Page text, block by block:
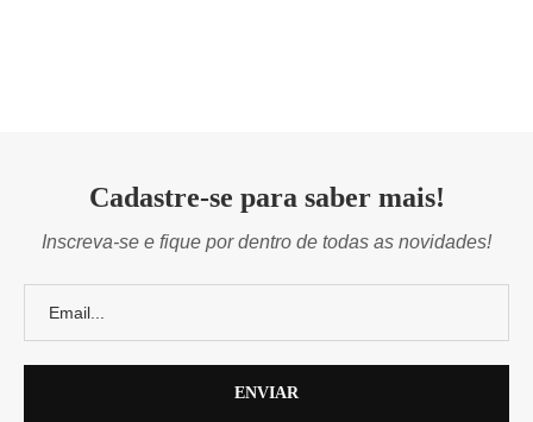
Cadastre-se para saber mais!
Inscreva-se e fique por dentro de todas as novidades!